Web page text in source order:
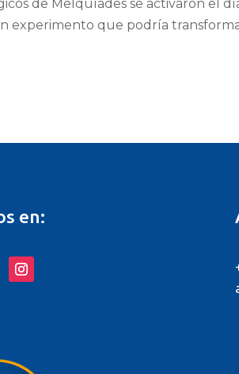
de Melquíades se activaron el
experimento que podría
en: